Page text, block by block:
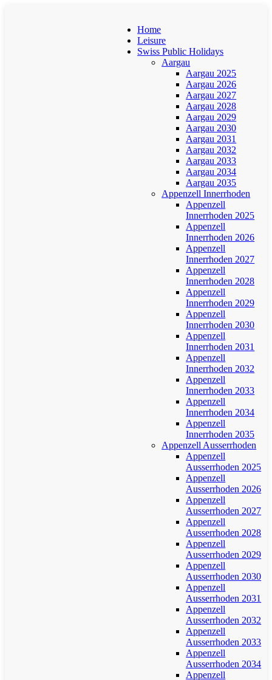
Home
Leisure
Swiss Public Holidays
Aargau
Aargau 2025
Aargau 2026
Aargau 2027
Aargau 2028
Aargau 2029
Aargau 2030
Aargau 2031
Aargau 2032
Aargau 2033
Aargau 2034
Aargau 2035
Appenzell Innerrhoden
Appenzell
Innerrhoden 2025
Appenzell
Innerrhoden 2026
Appenzell
Innerrhoden 2027
Appenzell
Innerrhoden 2028
Appenzell
Innerrhoden 2029
Appenzell
Innerrhoden 2030
Appenzell
Innerrhoden 2031
Appenzell
Innerrhoden 2032
Appenzell
Innerrhoden 2033
Appenzell
Innerrhoden 2034
Appenzell
Innerrhoden 2035
Appenzell Ausserrhoden
Appenzell
Ausserrhoden 2025
Appenzell
Ausserrhoden 2026
Appenzell
Ausserrhoden 2027
Appenzell
Ausserrhoden 2028
Appenzell
Ausserrhoden 2029
Appenzell
Ausserrhoden 2030
Appenzell
Ausserrhoden 2031
Appenzell
Ausserrhoden 2032
Appenzell
Ausserrhoden 2033
Appenzell
Ausserrhoden 2034
Appenzell